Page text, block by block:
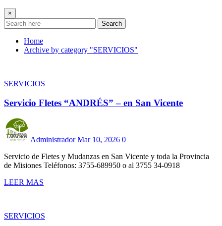
×
Search
Home
Archive by category "SERVICIOS"
SERVICIOS
Servicio Fletes “ANDRÉS” – en San Vicente
Administrador Mar 10, 2026 0
Servicio de Fletes y Mudanzas en San Vicente y toda la Provincia
de Misiones Teléfonos: 3755-689950 o al 3755 34-0918
LEER MAS
SERVICIOS